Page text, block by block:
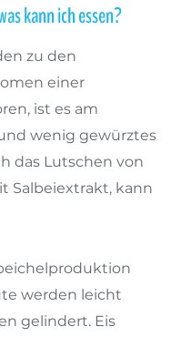
kann ich essen?
zu den
einer
ist es am
wenig gewürztes
das Lutschen von
Salbeiextrakt, kann
werden leicht
gelindert. Eis